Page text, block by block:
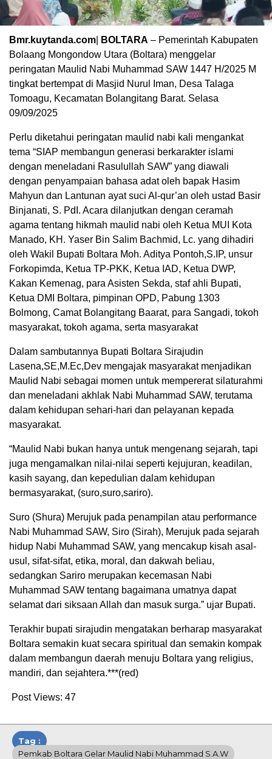
Bmr.kuytanda.com BOLTARA – Pemerintah Kabupaten
Bolaang Mongondow Utara (Boltara) menggelar
peringatan Maulid Nabi Muhammad SAW 1447 H/2025 M
tingkat bertempat di Masjid Nurul Iman, Desa Talaga
Tomoagu, Kecamatan Bolangitang Barat. Selasa
09/09/2025
Perlu diketahui peringatan maulid nabi kali mengankat
tema “SIAP membangun generasi berkarakter islami
dengan meneladani Rasulullah SAW” yang diawali
dengan penyampaian bahasa adat oleh bapak Hasim
Mahyun dan Lantunan ayat suci Al-qur’an oleh ustad Basir
Binjanati, S. PdI. Acara dilanjutkan dengan ceramah
agama tentang hikmah maulid nabi oleh Ketua MUI Kota
Manado, KH. Yaser Bin Salim Bachmid, Lc. yang dihadiri
oleh Wakil Bupati Boltara Moh. Aditya Pontoh,S.IP, unsur
Forkopimda, Ketua TP-PKK, Ketua IAD, Ketua DWP,
Kakan Kemenag, para Asisten Sekda, staf ahli Bupati,
Ketua DMI Boltara, pimpinan OPD, Pabung 1303
Bolmong, Camat Bolangitang Baarat, para Sangadi, tokoh
masyarakat, tokoh agama, serta masyarakat
Dalam sambutannya Bupati Boltara Sirajudin
Lasena,SE,M.Ec,Dev mengajak masyarakat menjadikan
Maulid Nabi sebagai momen untuk mempererat silaturahmi
dan meneladani akhlak Nabi Muhammad SAW, terutama
dalam kehidupan sehari-hari dan pelayanan kepada
masyarakat.
“Maulid Nabi bukan hanya untuk mengenang sejarah, tapi
juga mengamalkan nilai-nilai seperti kejujuran, keadilan,
kasih sayang, dan kepedulian dalam kehidupan
bermasyarakat, (suro,suro,sariro).
Suro (Shura) Merujuk pada penampilan atau performance
Nabi Muhammad SAW, Siro (Sirah), Merujuk pada sejarah
hidup Nabi Muhammad SAW, yang mencakup kisah asal-
usul, sifat-sifat, etika, moral, dan dakwah beliau,
sedangkan Sariro merupakan kecemasan Nabi
Muhammad SAW tentang bagaimana umatnya dapat
selamat dari siksaan Allah dan masuk surga.” ujar Bupati.
Terakhir bupati sirajudin mengatakan berharap masyarakat
Boltara semakin kuat secara spiritual dan semakin kompak
dalam membangun daerah menuju Boltara yang religius,
mandiri, dan sejahtera.***(red)
Post Views: 47
Tag :
Pemkab Boltara Gelar Maulid Nabi Muhammad S.A.W